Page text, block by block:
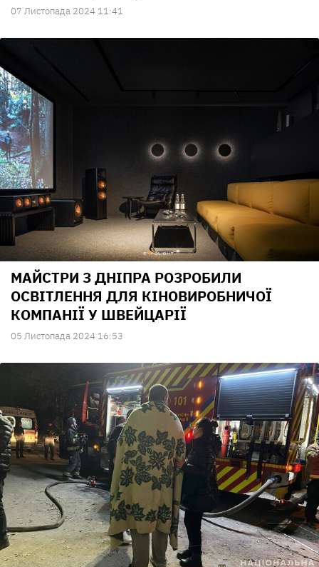
07 Листопада 2024 11:41
МАЙСТРИ З ДНІПРА РОЗРОБИЛИ
ОСВІТЛЕННЯ ДЛЯ КІНОВИРОБНИЧОЇ
КОМПАНІЇ У ШВЕЙЦАРІЇ
05 Листопада 2024 16:53